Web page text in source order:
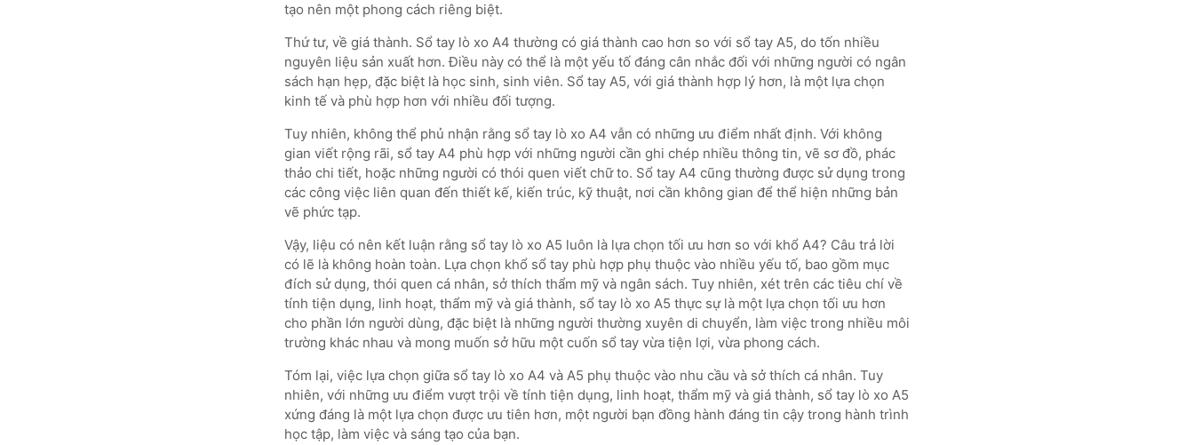
tạo nên một phong cách riêng biệt.
Thứ tư, về giá thành. Sổ tay lò xo A4 thường có giá thành cao hơn so với sổ tay A5, do tốn nhiều
nguyên liệu sản xuất hơn. Điều này có thể là một yếu tố đáng cân nhắc đối với những người có ngân
sách hạn hẹp, đặc biệt là học sinh, sinh viên. Sổ tay A5, với giá thành hợp lý hơn, là một lựa chọn
kinh tế và phù hợp hơn với nhiều đối tượng.
Tuy nhiên, không thể phủ nhận rằng sổ tay lò xo A4 vẫn có những ưu điểm nhất định. Với không
gian viết rộng rãi, sổ tay A4 phù hợp với những người cần ghi chép nhiều thông tin, vẽ sơ đồ, phác
thảo chi tiết, hoặc những người có thói quen viết chữ to. Sổ tay A4 cũng thường được sử dụng trong
các công việc liên quan đến thiết kế, kiến trúc, kỹ thuật, nơi cần không gian để thể hiện những bản
vẽ phức tạp.
Vậy, liệu có nên kết luận rằng sổ tay lò xo A5 luôn là lựa chọn tối ưu hơn so với khổ A4? Câu trả lời
có lẽ là không hoàn toàn. Lựa chọn khổ sổ tay phù hợp phụ thuộc vào nhiều yếu tố, bao gồm mục
đích sử dụng, thói quen cá nhân, sở thích thẩm mỹ và ngân sách. Tuy nhiên, xét trên các tiêu chí về
tính tiện dụng, linh hoạt, thẩm mỹ và giá thành, sổ tay lò xo A5 thực sự là một lựa chọn tối ưu hơn
cho phần lớn người dùng, đặc biệt là những người thường xuyên di chuyển, làm việc trong nhiều môi
trường khác nhau và mong muốn sở hữu một cuốn sổ tay vừa tiện lợi, vừa phong cách.
Tóm lại, việc lựa chọn giữa sổ tay lò xo A4 và A5 phụ thuộc vào nhu cầu và sở thích cá nhân. Tuy
nhiên, với những ưu điểm vượt trội về tính tiện dụng, linh hoạt, thẩm mỹ và giá thành, sổ tay lò xo A5
xứng đáng là một lựa chọn được ưu tiên hơn, một người bạn đồng hành đáng tin cậy trong hành trình
học tập, làm việc và sáng tạo của bạn.